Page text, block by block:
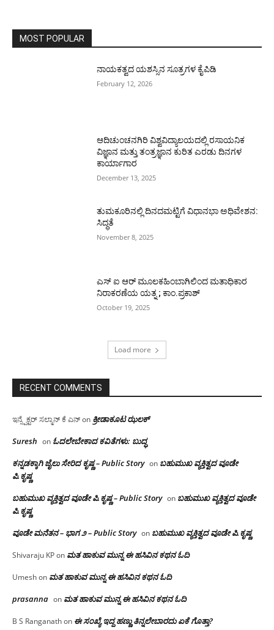
MOST POPULAR
ನಾಯಕತ್ವದ ಯಶಸ್ಸಿನ ಸೂತ್ರಗಳ ಕೈಪಿಡಿ
February 12, 2026
ಆದಿಚುಂಚನಗಿರಿ ವಿಶ್ವವಿದ್ಯಾಲಯದಲ್ಲಿ ರಸಾಯನಿಕ
ವಿಜ್ಞಾನ ಮತ್ತು ತಂತ್ರಜ್ಞಾನ ಕುರಿತ ಎರಡು ದಿನಗಳ
ಕಾರ್ಯಾಗಾರ
December 13, 2025
ತುಮಕೂರಿನಲ್ಲಿ ದಿನದಮಟ್ಟಿಗೆ ವಿಧಾನಭಾ ಅಧಿವೇಶನ:
ಸಿದ್ಧತೆ
November 8, 2025
ಎಸ್ ಐ ಆರ್ ಮೂಲಕಹಿಂಬಾಗಿಲಿಂದ ಮತಾಧಿಕಾರ
ನಿರಾಕರಣೆಯ ಯತ್ನ ; ಕಾಂ.ಪ್ರಕಾಶ್
October 19, 2025
Load more
RECENT COMMENTS
ಇನ್ಸ್ಪೆಕ್ಟರ್ ಸಲ್ಮಾನ್ ಕೆ ಎನ್on ಕ್ರೀಡಾಕೂಟ ಝಲಕ್
Suresh on ಓದಲೇಬೇಕಾದ‌ ಕವಿತೆಗಳು: ಬುದ್ಧ
ಕನ್ನಡಕ್ಕಾಗಿ ಜೈಲು ಸೇರಿದ ಕೃಷ್ಣ – Public Story on ಬಹುಮುಖ ವ್ಯಕ್ತಿತ್ವದ ವೂಡೇ
ಪಿ.ಕೃಷ್ಣ
ಬಹುಮುಖ ವ್ಯಕ್ತಿತ್ವದ ವೂಡೇ ಪಿ.ಕೃಷ್ಣ – Public Story on ಬಹುಮುಖ ವ್ಯಕ್ತಿತ್ವದ ವೂಡೇ
ಪಿ.ಕೃಷ್ಣ
ವೂಡೇ ಮನೆತನ – ಭಾಗ ೨ – Public Story on ಬಹುಮುಖ ವ್ಯಕ್ತಿತ್ವದ ವೂಡೇ ಪಿ.ಕೃಷ್ಣ
Shivaraju KPon ಮತ ಹಾಕುವ ಮುನ್ನ ಈ ಹಸಿವಿನ ಕಥನ ಓದಿ
Umeshon ಮತ ಹಾಕುವ ಮುನ್ನ ಈ ಹಸಿವಿನ ಕಥನ ಓದಿ
prasanna on ಮತ ಹಾಕುವ ಮುನ್ನ ಈ ಹಸಿವಿನ ಕಥನ ಓದಿ
B S Ranganathon ಈ ಸಂಖ್ಯೆ ಇದ್ದ ಹಣ್ಣು ತಿನ್ನಲೇಬಾರದು ಏಕೆ ಗೊತ್ತಾ?